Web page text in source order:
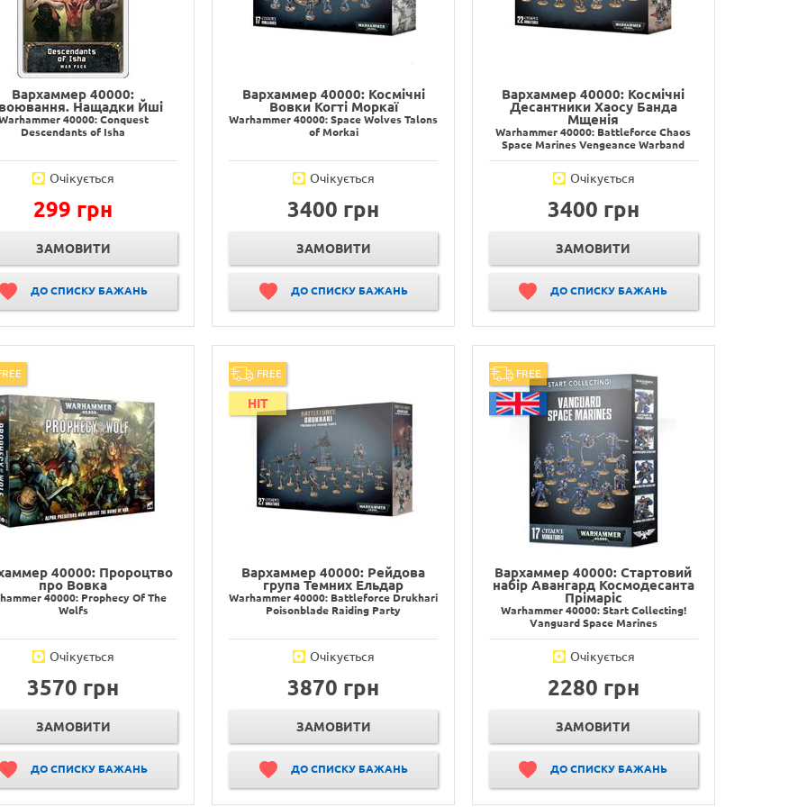
Вархаммер 40000:
Нащадки Йші
40000: Conquest
Descendants of Isha
Очікується
299 грн
ЗАМОВИТИ
ДО СПИСКУ БАЖАНЬ
Вархаммер 40000: Космічні
Вовки Когті Моркаї
Warhammer 40000: Space Wolves Talons
of Morkai
Очікується
3400 грн
ЗАМОВИТИ
ДО СПИСКУ БАЖАНЬ
Вархаммер 40000: Космічні
Десантники Хаосу Банда
Мщенія
Warhammer 40000: Battleforce Chaos
Space Marines Vengeance Warband
Очікується
3400 грн
ЗАМОВИТИ
ДО СПИСКУ БАЖАНЬ
40000: Пророцтво
про Вовка
40000: Prophecy Of The
Wolfs
Очікується
3570 грн
ЗАМОВИТИ
ДО СПИСКУ БАЖАНЬ
FREE
HIT
Вархаммер 40000: Рейдова
група Темних Ельдар
Warhammer 40000: Battleforce Drukhari
Poisonblade Raiding Party
Очікується
3870 грн
ЗАМОВИТИ
ДО СПИСКУ БАЖАНЬ
FREE
Вархаммер 40000: Стартовий
набір Авангард Космодесанта
Прімаріс
Warhammer 40000: Start Collecting!
Vanguard Space Marines
Очікується
2280 грн
ЗАМОВИТИ
ДО СПИСКУ БАЖАНЬ